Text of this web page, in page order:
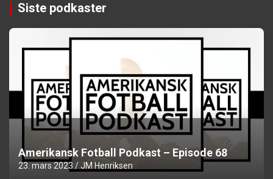
Siste podkaster
Amerikansk Fotball Podkast – Episode 68
23. mars 2023 JM Henriksen